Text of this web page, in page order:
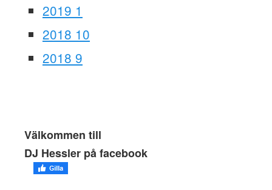
2019 1
2018 10
2018 9
Välkommen till
DJ Hessler på facebook